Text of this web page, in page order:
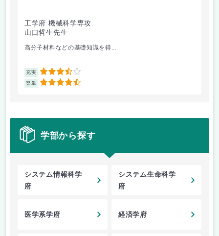
工学府 機械科学専攻
山口哲生先生
高分子材料などの基礎知識を得...
充実 3.5
楽単 4.5
学部から探す
システム情報科学
府
システム生命科学
府
医学系学府 経済学府